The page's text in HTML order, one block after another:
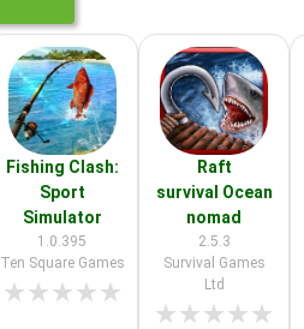
Fishing Clash:
Sport
Simulator
1.0.395
Ten Square Games
★★★★★
Raft
survival Ocean
nomad
2.5.3
Survival Games
Ltd
★★★★★